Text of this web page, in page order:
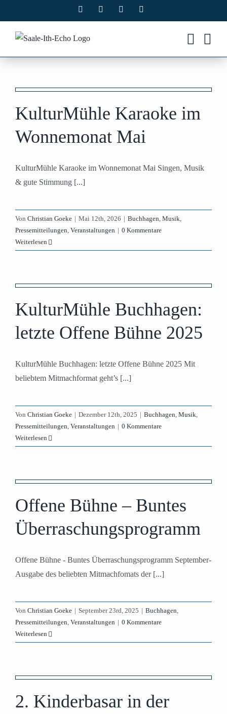
Inhalt
springen
Facebook Instagram
KulturMühle Karaoke im
Wonnemonat Mai
KulturMühle Karaoke im Wonnemonat Mai Singen, Musik
& gute Stimmung [...]
Von Christian Goeke | Mai 12th, 2026 | Buchhagen, Musik,
Pressemitteilungen, Veranstaltungen | 0 Kommentare
Weiterlesen
KulturMühle Buchhagen:
letzte Offene Bühne 2025
KulturMühle Buchhagen: letzte Offene Bühne 2025 Mit
beliebtem Mitmachformat geht’s [...]
Von Christian Goeke | Dezember 12th, 2025 | Buchhagen, Musik,
Pressemitteilungen, Veranstaltungen | 0 Kommentare
Weiterlesen
Offene Bühne – Buntes
Überraschungsprogramm
Offene Bühne - Buntes Überraschungsprogramm September-
Ausgabe des beliebten Mitmachfomats der [...]
Von Christian Goeke | September 23rd, 2025 | Buchhagen,
Pressemitteilungen, Veranstaltungen | 0 Kommentare
Weiterlesen
2. Kinderbasar in der